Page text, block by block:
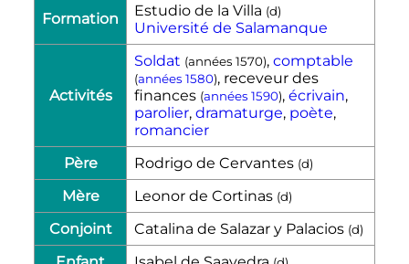
Formation Estudio de la Villa (d)
Université de Salamanque
Activités
Soldat (années 1570), comptable
(années 1580), receveur des
finances (années 1590), écrivain,
parolier, dramaturge, poète,
romancier
Père
Rodrigo de Cervantes (d)
Mère Leonor de Cortinas (d)
Conjoint Catalina de Salazar y Palacios (d)